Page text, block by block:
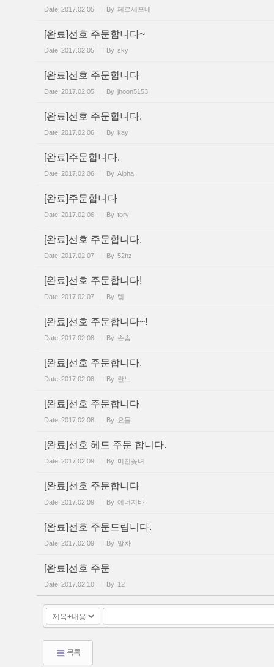
Date 2017.02.05 By 페르세포네
[완료]선호 주문합니다~
Date 2017.02.05 By sky
[완료]선호 주문합니다
Date 2017.02.05 By jhoon5153
[완료]선호 주문합니다.
Date 2017.02.06 By kay
[완료]주문합니다.
Date 2017.02.06 By Alpha
[완료]주문합니다
Date 2017.02.06 By tory
[완료]선호 주문합니다.
Date 2017.02.07 By 52hz
[완료]선호 주문합니다!
Date 2017.02.07 By 템
[완료]선호 주문합니다~!
Date 2017.02.08 By 손솜
[완료]선호 주문합니다.
Date 2017.02.08 By 란느
[완료]선호 주문합니다
Date 2017.02.08 By 요들
[완료]선호 헤드 주문 합니다.
Date 2017.02.09 By 미친꽃녀
[완료]선호 주문합니다
Date 2017.02.09 By 에너지바
[완료]선호 주문드립니다.
Date 2017.02.09 By 말차
[완료]선호 주문
Date 2017.02.10 By 12
목록